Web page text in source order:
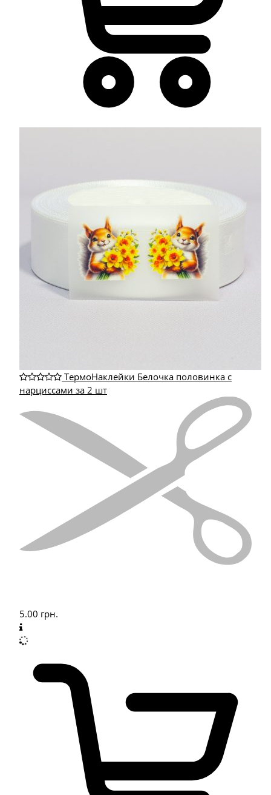
ТермоНаклейки Белочка половинка с
нарциссами за 2 шт
5.00 грн.